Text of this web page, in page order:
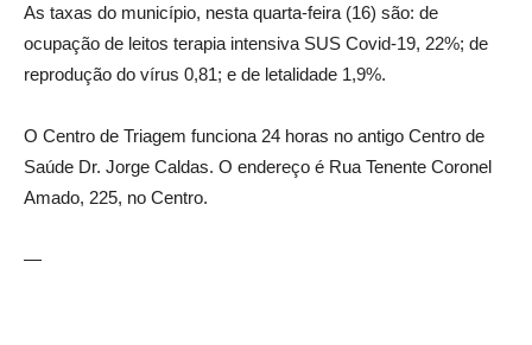
As taxas do município, nesta quarta-feira (16) são: de
ocupação de leitos terapia intensiva SUS Covid-19, 22%; de
reprodução do vírus 0,81; e de letalidade 1,9%.
O Centro de Triagem funciona 24 horas no antigo Centro de
Saúde Dr. Jorge Caldas. O endereço é Rua Tenente Coronel
Amado, 225, no Centro.
—